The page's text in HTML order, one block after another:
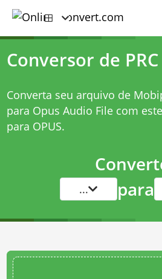
Conversor de
Converta seu arquivo de
para Opus Audio File com este
para OPUS.
... para